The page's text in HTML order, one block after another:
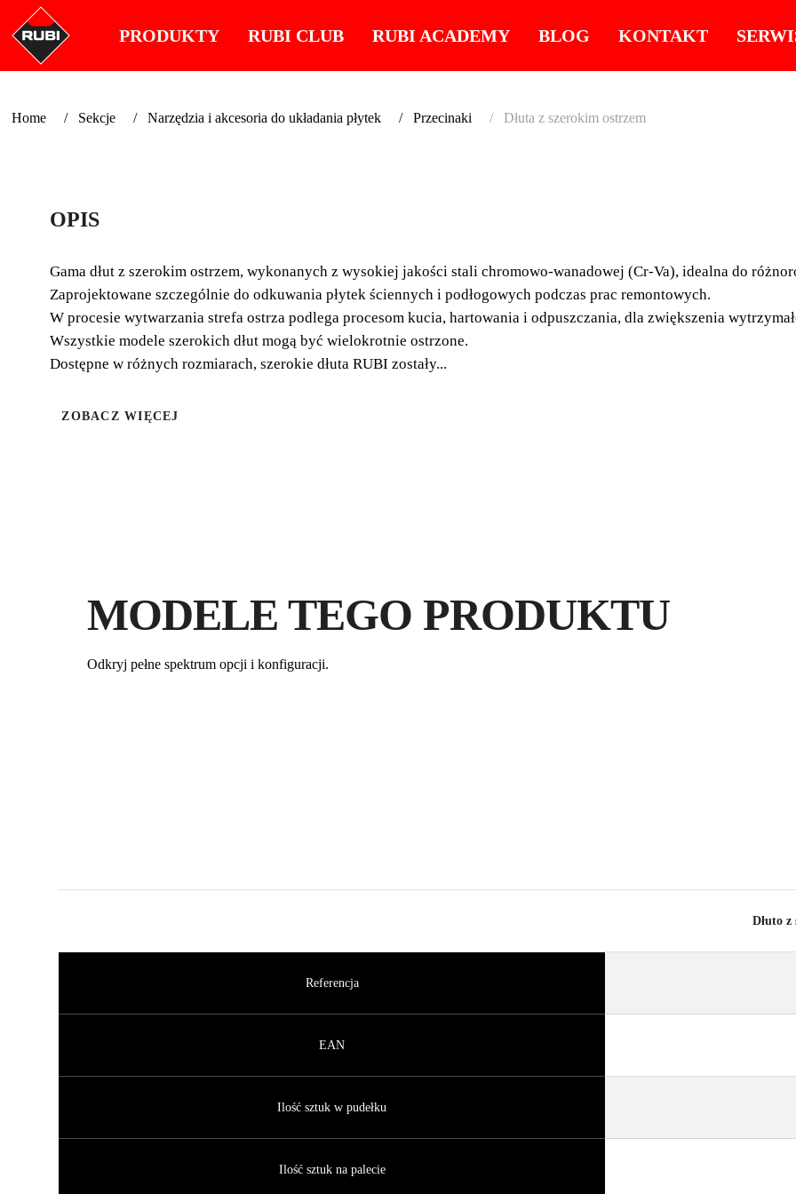
PRODUKTY RUBI CLUB RUBI ACADEMY BLOG KONTAKT
Home Sekcje Narzędzia i akcesoria do układania płytek Przecinaki Dłuta z szerokim ostrzem
Gama dłut z
chromowo-
OPIS
Gama dłut z szerokim ostrzem, wykonanych z wysokiej jakości stali chromowo-wanadowej (Cr-Va), idealna do
Zaprojektowane szczególnie do odkuwania płytek ściennych i podłogowych podczas prac remontowych.
W procesie wytwarzania strefa ostrza podlega procesom kucia, hartowania i odpuszczania, dla zwiększenia
Wszystkie modele szerokich dłut mogą być wielokrotnie ostrzone.
Dostępne w różnych rozmiarach, szerokie dłuta RUBI zostały...
ZOBACZ WIĘCEJ
MODELE TEGO PRODUKTU
Odkryj pełne spektrum opcji i konfiguracji.
Dłuto z
Referencja
EAN
Ilość sztuk w pudełku
Ilość sztuk na palecie